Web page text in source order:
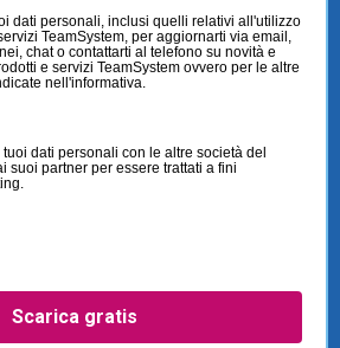
dati personali, inclusi quelli relativi all'utilizzo
TeamSystem, per aggiornarti via email,
chat o contattarti al telefono su novità e
e servizi TeamSystem ovvero per le altre
nell'informativa.
dati personali con le altre società del
suoi partner per essere trattati a fini